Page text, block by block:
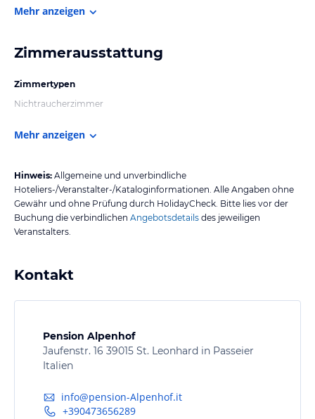
Mehr anzeigen
Zimmerausstattung
Zimmertypen
Nichtraucherzimmer
Mehr anzeigen
Hinweis: Allgemeine und unverbindliche
Hoteliers-/Veranstalter-/Kataloginformationen. Alle Angaben ohne
Gewähr und ohne Prüfung durch HolidayCheck. Bitte lies vor der
Buchung die verbindlichen Angebotsdetails des jeweiligen
Veranstalters.
Kontakt
Pension Alpenhof
Jaufenstr. 16 39015 St. Leonhard in Passeier
Italien
info@pension-Alpenhof.it
+390473656289